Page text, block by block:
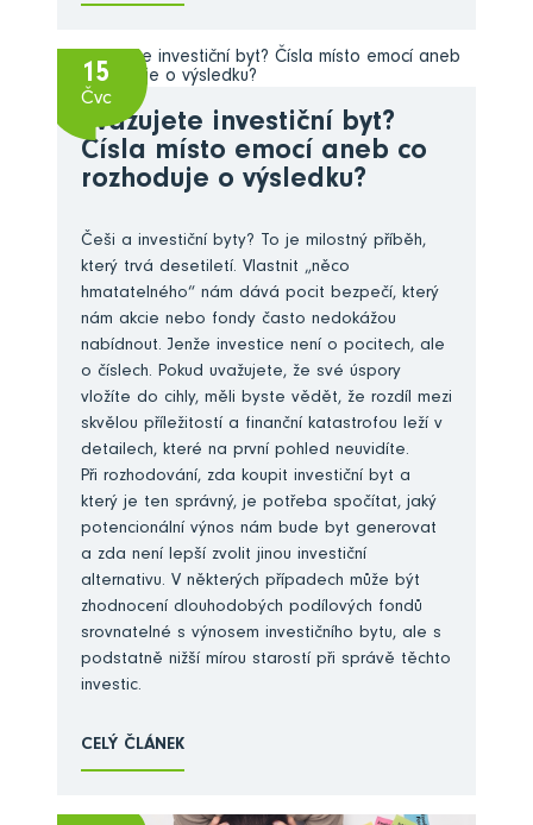
15
Čvc
Zvažujete investiční byt?
Čísla místo emocí aneb co
rozhoduje o výsledku?
Češi a investiční byty? To je milostný příběh,
který trvá desetiletí. Vlastnit „něco
hmatatelného“ nám dává pocit bezpečí, který
nám akcie nebo fondy často nedokážou
nabídnout. Jenže investice není o pocitech, ale
o číslech. Pokud uvažujete, že své úspory
vložíte do cihly, měli byste vědět, že rozdíl mezi
skvělou příležitostí a finanční katastrofou leží v
detailech, které na první pohled neuvidíte.
Při rozhodování, zda koupit investiční byt a
který je ten správný, je potřeba spočítat, jaký
potencionální výnos nám bude byt generovat
a zda není lepší zvolit jinou investiční
alternativu. V některých případech může být
zhodnocení dlouhodobých podílových fondů
srovnatelné s výnosem investičního bytu, ale s
podstatně nižší mírou starostí při správě těchto
investic.
CELÝ ČLÁNEK